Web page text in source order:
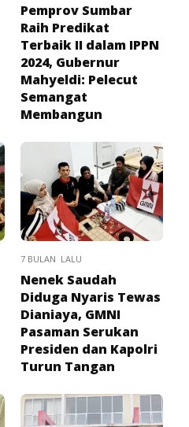
Pemprov Sumbar
Raih Predikat
Terbaik II dalam IPPN
2024, Gubernur
Mahyeldi: Pelecut
Semangat
Membangun
7 BULAN LALU
Nenek Saudah
Diduga Nyaris Tewas
Dianiaya, GMNI
Pasaman Serukan
Presiden dan Kapolri
Turun Tangan